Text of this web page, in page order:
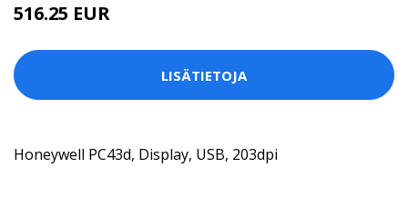
516.25 EUR
LISÄTIETOJA
Honeywell PC43d, Display, USB, 203dpi